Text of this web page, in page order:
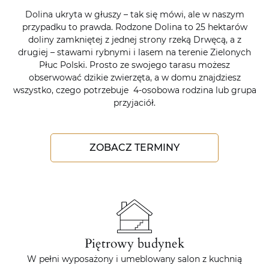
Dolina ukryta w głuszy – tak się mówi, ale w naszym
przypadku to prawda. Rodzone Dolina to 25 hektarów
doliny zamkniętej z jednej strony rzeką Drwęcą, a z
drugiej – stawami rybnymi i lasem na terenie Zielonych
Płuc Polski. Prosto ze swojego tarasu możesz
obserwować dzikie zwierzęta, a w domu znajdziesz
wszystko, czego potrzebuje 4-osobowa rodzina lub grupa
przyjaciół.
ZOBACZ TERMINY
Piętrowy budynek
W pełni wyposażony i umeblowany salon z kuchnią